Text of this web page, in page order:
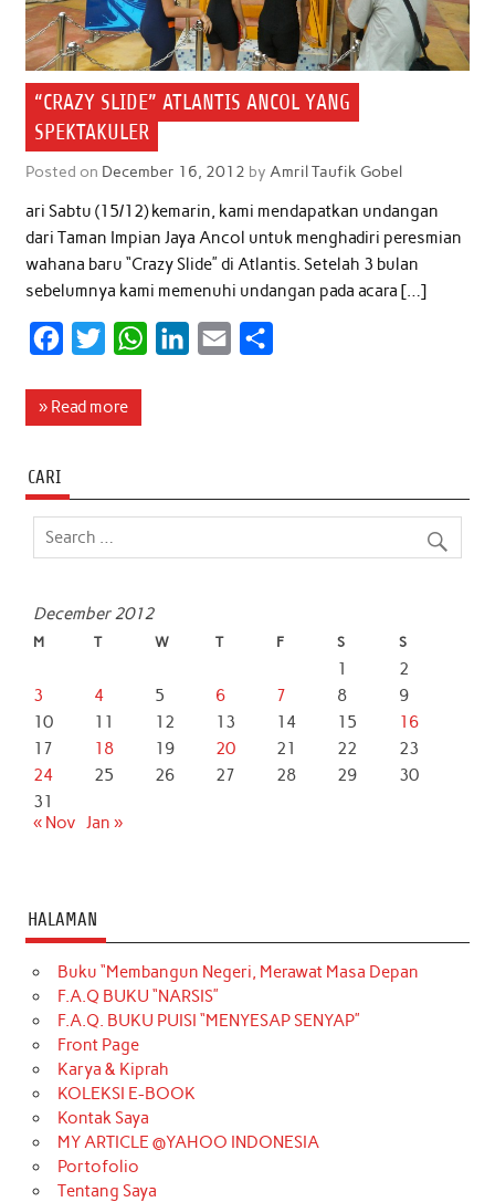
“CRAZY SLIDE” ATLANTIS ANCOL YANG
SPEKTAKULER
Posted on December 16, 2012 by Amril Taufik Gobel
ari Sabtu (15/12) kemarin, kami mendapatkan undangan
dari Taman Impian Jaya Ancol untuk menghadiri peresmian
wahana baru “Crazy Slide” di Atlantis. Setelah 3 bulan
sebelumnya kami memenuhi undangan pada acara […]
c
o
o
i
e
r
W
A
d
» Read more
CARI
December 2012
M T W T F S S
1
2
3
4 5 6 7 8
9
10
11 12 13 14 15
16
17
18 19 20 21 22
23
24
25 26 27 28 29
30
31
« Nov Jan »
HALAMAN
Buku “Membangun Negeri, Merawat Masa Depan
F.A.Q BUKU “NARSIS”
F.A.Q. BUKU PUISI “MENYESAP SENYAP”
Front Page
Karya & Kiprah
KOLEKSI E-BOOK
Kontak Saya
MY ARTICLE @YAHOO INDONESIA
Portofolio
Tentang Saya